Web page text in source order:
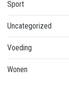
Sport
Uncategorized
Voeding
Wonen